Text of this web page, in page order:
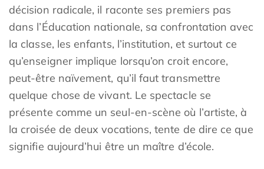
décision radicale, il raconte ses premiers pas
dans l’Éducation nationale, sa confrontation avec
la classe, les enfants, l’institution, et surtout ce
qu’enseigner implique lorsqu’on croit encore,
peut-être naïvement, qu’il faut transmettre
quelque chose de vivant. Le spectacle se
présente comme un seul-en-scène où l’artiste, à
la croisée de deux vocations, tente de dire ce que
signifie aujourd’hui être un maître d’école.